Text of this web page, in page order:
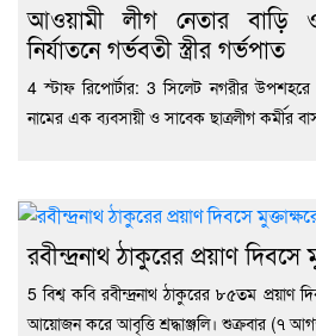
আওয়ামী লীগ নেতার বাড়ি ও
নির্যাতনে গর্ভবতী স্ত্রীর গর্ভপাত
4 স্টাফ রিপোর্টার: 3 সিলেট নগরীর
নামের এক ব্যবসায়ী ও সাবেক ছাত্রলীগ কর্মীর
রবীন্দ্রনাথ ঠাকুরের প্রয়াণ দিবসে
5 বিশ্ব কবি রবীন্দ্রনাথ ঠাকুরের ৮৫তম প্রয়াণ
আয়োজন করে আবৃত্তি শ্রদ্ধাঞ্জলি। শুক্রবার (৭